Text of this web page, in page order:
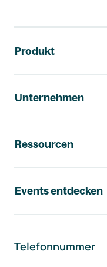
Produkt
Unternehmen
Ressourcen
Events entdecken
Telefonnummer